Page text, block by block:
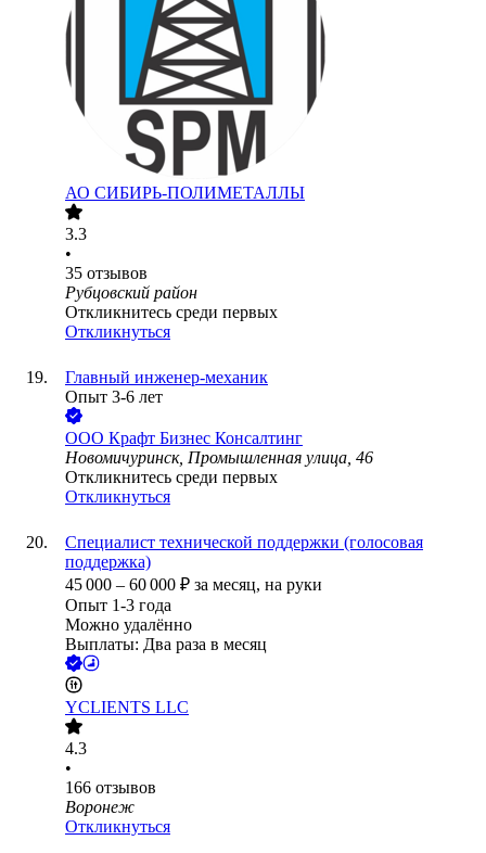
АО СИБИРЬ-ПОЛИМЕТАЛЛЫ
3.3
•
35 отзывов
Рубцовский район
Откликнитесь среди первых
Откликнуться
Главный инженер-механик
Опыт 3-6 лет
ООО Крафт Бизнес Консалтинг
Новомичуринск, Промышленная улица, 46
Откликнитесь среди первых
Откликнуться
Специалист технической поддержки (голосовая
поддержка)
45 000 – 60 000 ₽ за месяц, на руки
Опыт 1-3 года
Можно удалённо
Выплаты: Два раза в месяц
YCLIENTS LLC
4.3
•
166 отзывов
Воронеж
Откликнуться